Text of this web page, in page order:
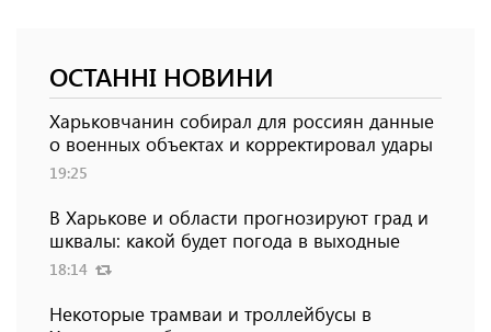
ОСТАННІ НОВИНИ
Харьковчанин собирал для россиян данные
о военных объектах и ​​корректировал удары
19:25
В Харькове и области прогнозируют град и
шквалы: какой будет погода в выходные
18:14
Некоторые трамваи и троллейбусы в